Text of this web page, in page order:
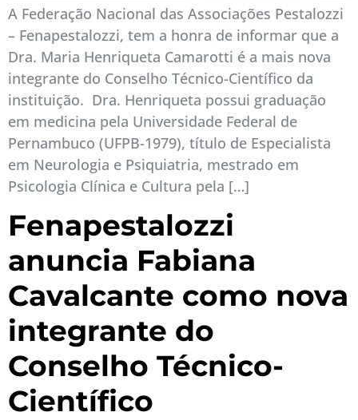
A Federação Nacional das Associações Pestalozzi
– Fenapestalozzi, tem a honra de informar que a
Dra. Maria Henriqueta Camarotti é a mais nova
integrante do Conselho Técnico-Científico da
instituição. Dra. Henriqueta possui graduação
em medicina pela Universidade Federal de
Pernambuco (UFPB-1979), título de Especialista
em Neurologia e Psiquiatria, mestrado em
Psicologia Clínica e Cultura pela […]
Fenapestalozzi
anuncia Fabiana
Cavalcante como nova
integrante do
Conselho Técnico-
Científico